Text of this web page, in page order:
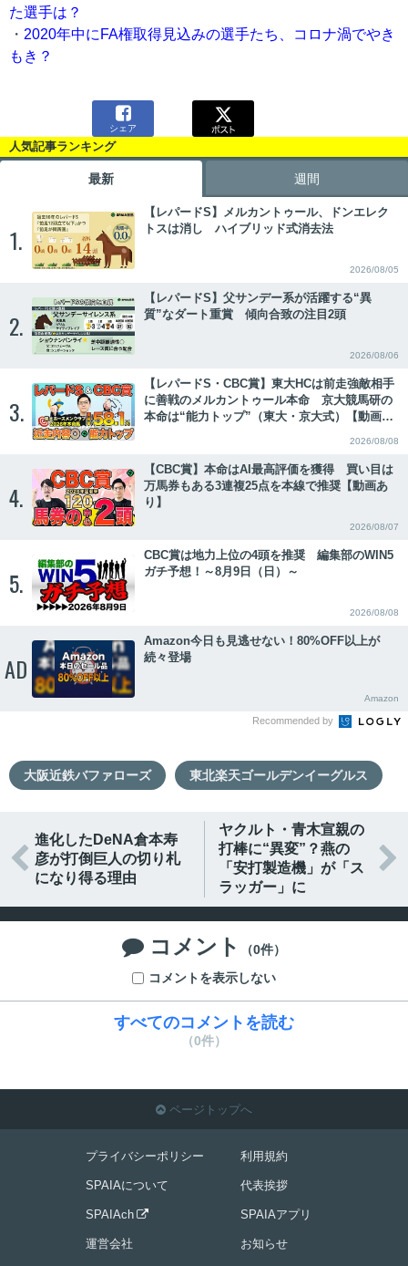
た選手は？
・ 2020年中にFA権取得見込みの選手たち、コロナ渦でやき
もき？

シェア
人気記事ランキング
最新 週間
1.
【レパードS】メルカントゥール、ドンエレク
トスは消し ハイブリッド式消去法
2026/08/05
2.
【レパードS】父サンデー系が活躍する“異
質”なダート重賞 傾向合致の注目2頭
2026/08/06
3.
【レパードS・CBC賞】東大HCは前走強敵相手
に善戦のメルカントゥール本命 京大競馬研の
本命は“能力トップ”（東大・京大式）【動画あ
2026/08/08
4.
【CBC賞】本命はAI最高評価を獲得 買い目は
万馬券もある3連複25点を本線で推奨【動画あ
り】
2026/08/07
5.
CBC賞は地力上位の4頭を推奨 編集部のWIN5
ガチ予想！～8月9日（日）～
2026/08/08
AD
Amazon今日も見逃せない！80%OFF以上が
続々登場
Amazon
Recommended by
大阪近鉄バファローズ 東北楽天ゴールデンイーグルス

進化したDeNA倉本寿
彦が打倒巨人の切り札
になり得る理由
ヤクルト・青木宣親の
打棒に“異変”？燕の
「安打製造機」が「ス
ラッガー」に

 コメント
（0件）
コメントを表示しない
すべてのコメントを読む
（0件）
 ページトップへ
プライバシーポリシー
SPAIAについて
SPAIAch 
運営会社
利用規約
代表挨拶
SPAIAアプリ
お知らせ